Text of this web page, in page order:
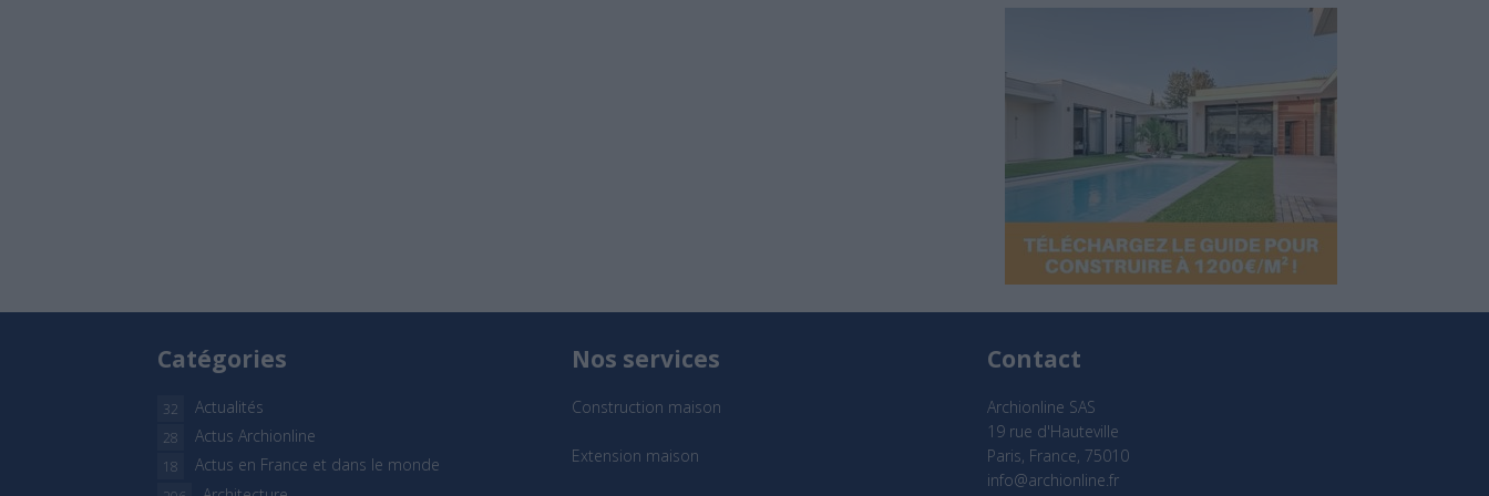
Catégories
Actualités
32
Actus Archionline
28
Actus en France et dans le monde
18
Nos services
Construction maison
Extension maison
Contact
Archionline SAS
19 rue d'Hauteville
Paris, France, 75010
info@archionline.fr